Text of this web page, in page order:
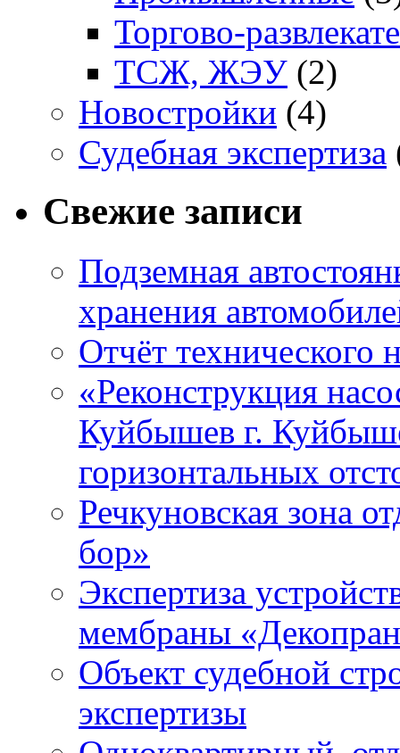
Торгово-
ТСЖ, ЖЭУ (2)
Новостройки (4)
Судебная экспертиза
Свежие записи
Подземная
хранения
Отчёт технического
«Реконструкция
Куйбышев г.
горизонтальных
Речкуновская зона
бор»
Экспертиза
мембраны
Объект судебной
экспертизы